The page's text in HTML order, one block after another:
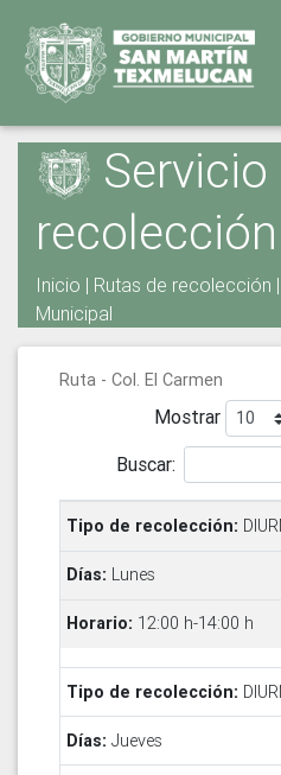
Servicio
recolección
Inicio | Rutas de recolección
Municipal
Ruta - Col. El Carmen
Mostrar
Buscar:
Lunes
12:00 h-14:00 h
Jueves